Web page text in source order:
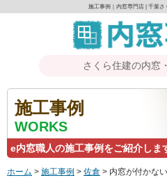
施工事例｜内窓専門店 | 千葉さ
さくら住建の内窓
施工事例
WORKS
e内窓職人の施工事例をご紹介しま
ホーム > 施工事例 > 佐倉 > 内窓が付かないを解決！YKK AP